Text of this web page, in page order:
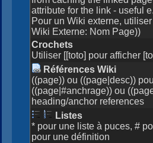
attribute for the link - useful
Pour un Wiki externe,
Wiki Externe: Nom Page))
Crochets
Utiliser [[toto] pour afficher
Références Wiki
((page)) ou ((page|desc))
((page|#anchrage)) ou
heading/anchor references
Listes
* pour une liste à puces, #
pour une définition